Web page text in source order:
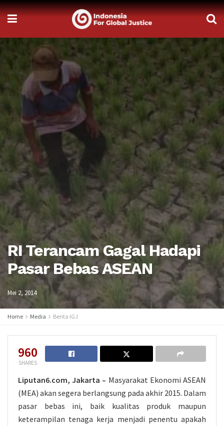
RI Terancam Gagal Hadapi
Pasar Bebas ASEAN
Mei 2, 2014
Home Media Berita IGJ
960
SHARES
Liputan6.com, Jakarta – Masyarakat Ekonomi ASEAN
(MEA) akan segera berlangsung pada akhir 2015. Dalam
pasar bebas ini, baik kualitas produk maupun
keterampilan tenaga kerja menjadi penentu apakah